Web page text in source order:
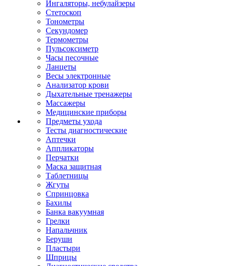
Ингаляторы, небулайзеры
Стетоскоп
Тонометры
Секундомер
Термометры
Пульсоксиметр
Часы песочные
Ланцеты
Весы электронные
Анализатор крови
Дыхательные тренажеры
Массажеры
Медицинские приборы
Предметы ухода
Тесты диагностические
Аптечки
Аппликаторы
Перчатки
Маска защитная
Таблетницы
Жгуты
Спринцовка
Бахилы
Банка вакуумная
Грелки
Напальчник
Беруши
Пластыри
Шприцы